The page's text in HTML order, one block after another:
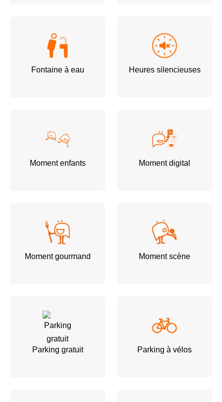
Fontaine à eau Heures silencieuses
Moment enfants Moment digital
Moment gourmand Moment scène
Parking gratuit Parking à vélos